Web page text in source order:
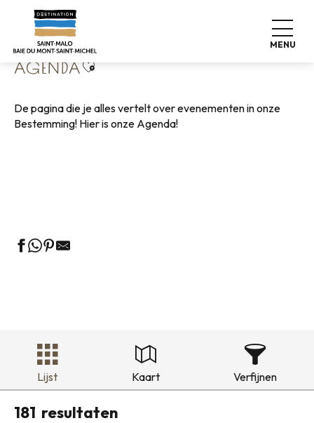
contenu
principal
MENU
Home Wonen zoals thuis
AGENDAAjouter aux favoris
De pagina die je alles vertelt over evenementen in onze
Bestemming! Hier is onze Agenda!
Lijst Kaart Verfijnen
181 resultaten